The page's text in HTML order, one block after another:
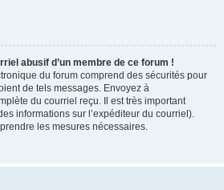
abusif d’un membre de ce forum !
du forum comprend des sécurités pour
de tels messages. Envoyez à
du courriel reçu. Il est très important
informations sur l’expéditeur du courriel).
les mesures nécessaires.